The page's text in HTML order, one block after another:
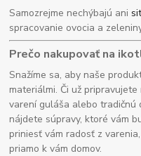
Samozrejme nechýbajú ani
spracovanie ovocia a
Prečo nakupovať na
Snažíme sa, aby naše
materiálmi. Či už
varení guláša alebo tradičnú
nájdete súpravy, ktoré vám
priniesť vám radosť z
priamo k vám domov.